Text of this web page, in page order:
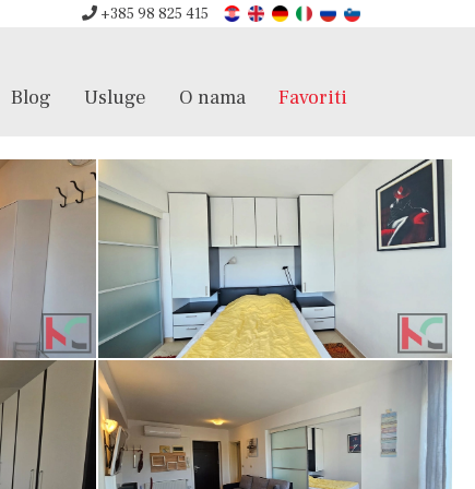
+385 98 825 415
Blog Usluge O nama Favoriti